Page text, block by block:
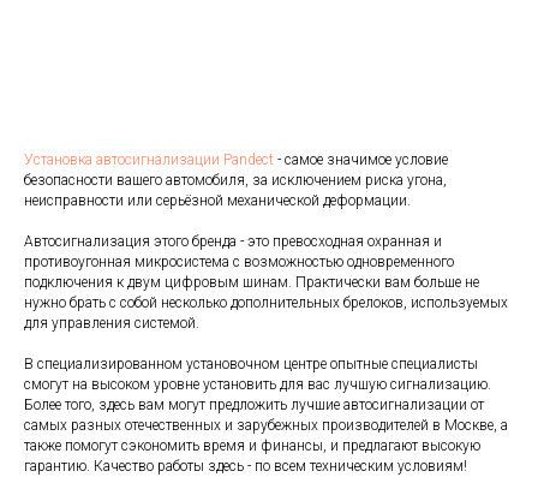
Установка автосигнализации Pandect - самое значимое условие
безопасности вашего автомобиля, за исключением риска угона,
неисправности или серьёзной механической деформации.
Автосигнализация этого бренда - это превосходная охранная и
противоугонная микросистема с возможностью одновременного
подключения к двум цифровым шинам. Практически вам больше не
нужно брать с собой несколько дополнительных брелоков, используемых
для управления системой.
В специализированном установочном центре опытные специалисты
смогут на высоком уровне установить для вас лучшую сигнализацию.
Более того, здесь вам могут предложить лучшие автосигнализации от
самых разных отечественных и зарубежных производителей в Москве, а
также помогут сэкономить время и финансы, и предлагают высокую
гарантию. Качество работы здесь - по всем техническим условиям!